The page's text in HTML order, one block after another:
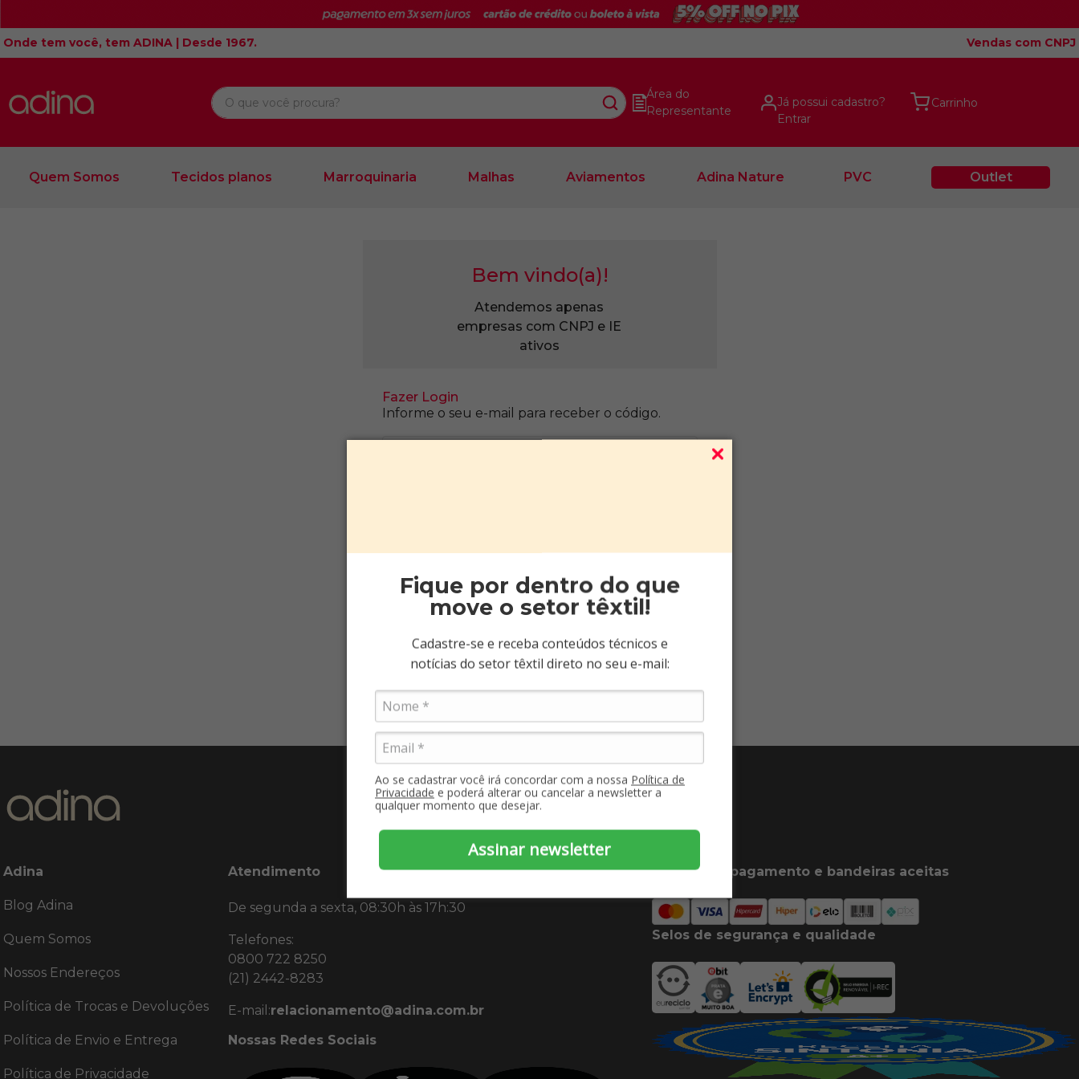
Fique por dentro do que
move o setor têxtil!
Cadastre-se e receba conteúdos técnicos e
notícias do setor têxtil direto no seu e-mail:
Ao se cadastrar você irá concordar com a nossa Política de
Privacidade e poderá alterar ou cancelar a newsletter a
qualquer momento que desejar.
Assinar newsletter
Onde tem você, tem ADINA | Desde 1967. Vendas com CNPJ
O que você procura?
Área do
Representante
Já possui cadastro?
Entrar
Quem Somos Tecidos planos Marroquinaria Malhas Aviamentos Adina Nature PVC Outlet
Bem vindo(a)!
Atendemos apenas
empresas com CNPJ e IE
ativos
Informe o seu e-mail para receber o código.
Aprovamos seu cadastro em até 15 minutos.
Cadastre-se agora
Adina
Blog Adina
Quem Somos
Nossos Endereços
Política de Trocas e Devoluções
Política de Envio e Entrega
Política de Privacidade
Atendimento
De segunda a sexta, 08:30h às 17h:30
Telefones:
0800 722 8250
(21) 2442-8283
E-mail:relacionamento@adina.com.br
Nossas Redes Sociais
Formas de pagamento e bandeiras aceitas
Selos de segurança e qualidade